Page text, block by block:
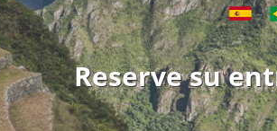
Reserve su